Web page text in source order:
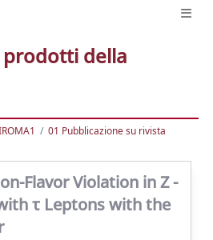
prodotti della
01 Pubblicazione su rivista
Flavor Violation in Z -
τ Leptons with the